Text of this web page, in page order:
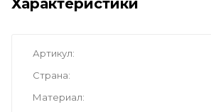
Артикул
Страна
Материал